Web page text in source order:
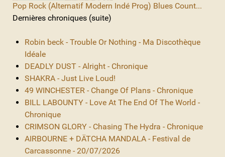
Pop Rock (Alternatif Modern Indé Prog) Blues Count...
Dernières chroniques (suite)
Robin beck - Trouble Or Nothing - Ma Discothèque
Idéale
DEADLY DUST - Alright - Chronique
SHAKRA - Just Live Loud!
49 WINCHESTER - Change Of Plans - Chronique
BILL LABOUNTY - Love At The End Of The World -
Chronique
CRIMSON GLORY - Chasing The Hydra - Chronique
AIRBOURNE + DÄTCHA MANDALA - Festival de
Carcassonne - 20/07/2026